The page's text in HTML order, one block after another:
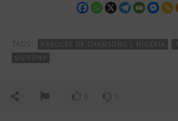
TAGS: PAROLES DE CHANSONS | NIGÉRIA
VICTONY
0 0